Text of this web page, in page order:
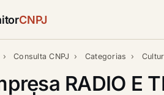
CNPJ
› Consulta CNPJ › Categorias ›
RADIO E